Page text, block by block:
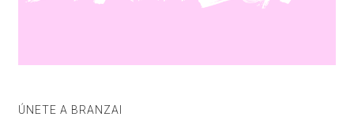
ÚNETE A BRANZAI